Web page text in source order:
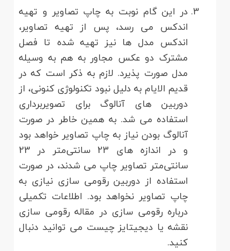
در این گام نوبت به چاپ تصاویر و تهیه
اندکس می رسد، پس از تهیه تصاویر،
اندکس مدل ها نیز تهیه شده تا فصل
مشترک دو عکس مجاور به هم به وسیله
مدل صورت پذیرد. لازم به ذکر است که در
قدیم الایام به دلیل نبود تکنولوژی کنونی، از
دوربین های آنالوگ برای تصویربرداری
استفاده می شد. به همین خاطر در صورت
آنالوگ بودن نیاز به چاپ تصاویر خواهد بود
و در اندازه های 23 سانتی‌متر در 23
سانتی‌متر تصاویر چاپ می شدند، در صورت
استفاده از دوربین رقومی سازی نیازی به
چاپ تصاویر نخواهد بود. اطلاعات تکمیلی
درباره رقومی سازی در مقاله رقومی سازی
نقشه یا دیجیتایز چیست می توانید دنبال
کنید.